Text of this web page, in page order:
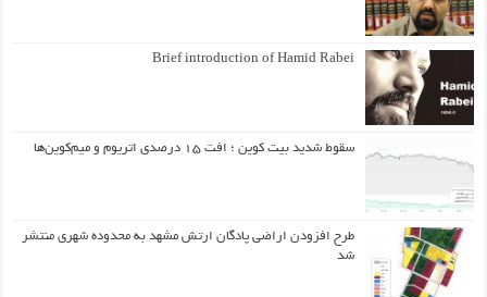
Brief introduction of Hamid Rabei
سقوط شدید بیت کوین ؛ افت ۱۵ درصدی اتریوم و میم‌کوین‌ها
طرح افزودن اراضی پادگان ارتش مشهد به محدوده شهری منتشر
شد